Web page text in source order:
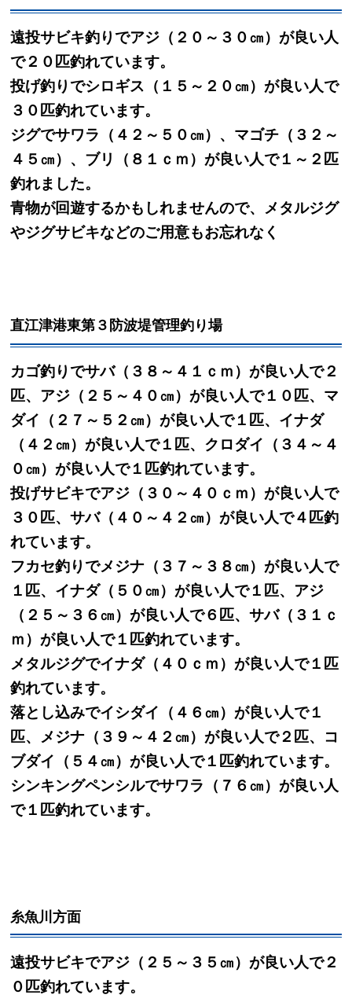
遠投サビキ釣りでアジ（２０～３０㎝）が良い人
で２０匹釣れています。
投げ釣りでシロギス（１５～２０㎝）が良い人で
３０匹釣れています。
ジグでサワラ（４２～５０㎝）、マゴチ（３２～
４５㎝）、ブリ（８１ｃｍ）が良い人で１～２匹
釣れました。
青物が回遊するかもしれませんので、メタルジグ
やジグサビキなどのご用意もお忘れなく
直江津港東第３防波堤管理釣り場
カゴ釣りでサバ（３８～４１ｃｍ）が良い人で２
匹、アジ（２５～４０㎝）が良い人で１０匹、マ
ダイ（２７～５２㎝）が良い人で１匹、イナダ
（４２㎝）が良い人で１匹、クロダイ（３４～４
０㎝）が良い人で１匹釣れています。
投げサビキでアジ（３０～４０ｃｍ）が良い人で
３０匹、サバ（４０～４２㎝）が良い人で４匹釣
れています。
フカセ釣りでメジナ（３７～３８㎝）が良い人で
１匹、イナダ（５０㎝）が良い人で１匹、アジ
（２５～３６㎝）が良い人で６匹、サバ（３１ｃ
ｍ）が良い人で１匹釣れています。
メタルジグでイナダ（４０ｃｍ）が良い人で１匹
釣れています。
落とし込みでイシダイ（４６㎝）が良い人で１
匹、メジナ（３９～４２㎝）が良い人で２匹、コ
ブダイ（５４㎝）が良い人で１匹釣れています。
シンキングペンシルでサワラ（７６㎝）が良い人
で１匹釣れています。
糸魚川方面
遠投サビキでアジ（２５～３５㎝）が良い人で２
０匹釣れています。